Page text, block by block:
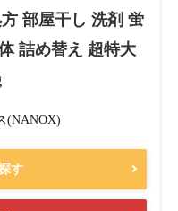
部屋干し 洗剤 蛍
詰め替え 超特大
(NANOX)
す